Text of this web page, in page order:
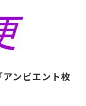
ンビエント枚